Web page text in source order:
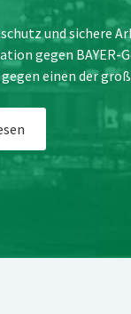
und sichere
gegen
einen der